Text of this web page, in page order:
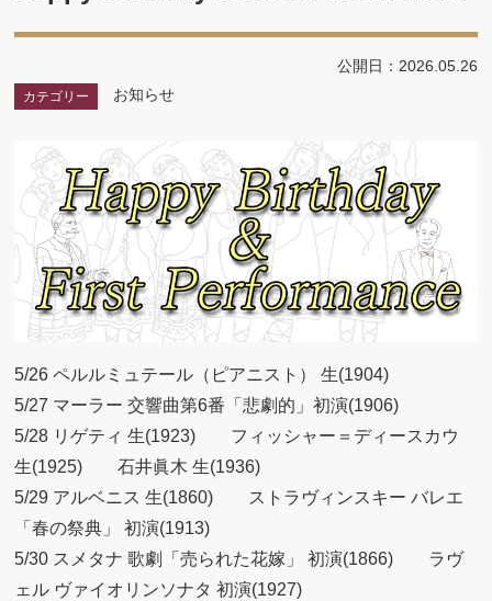
公開日：2026.05.26
カテゴリー お知らせ
5/26 ペルルミュテール（ピアニスト） 生(1904)
5/27 マーラー 交響曲第6番「悲劇的」初演(1906)
5/28 リゲティ 生(1923) フィッシャー＝ディースカウ
生(1925) 石井眞木 生(1936)
5/29 アルベニス 生(1860) ストラヴィンスキー バレエ
「春の祭典」 初演(1913)
5/30 スメタナ 歌劇「売られた花嫁」 初演(1866) ラヴ
ェル ヴァイオリンソナタ 初演(1927)